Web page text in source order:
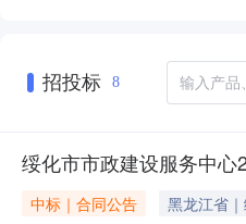
招投标 8
绥化市市政建设服务中
中标｜合同公告 黑龙江省